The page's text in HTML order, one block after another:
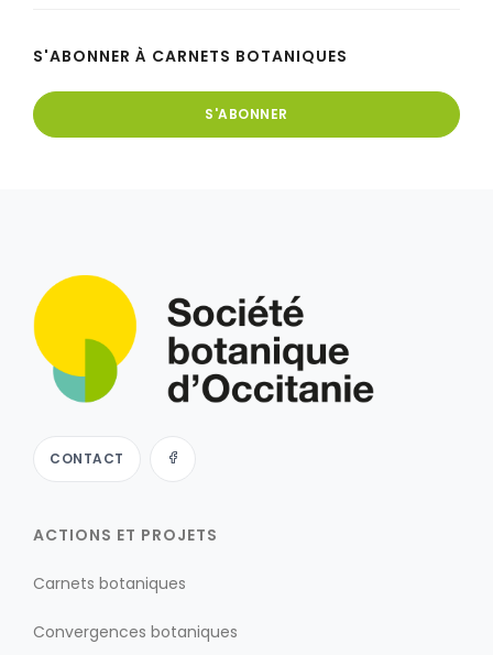
S'ABONNER À CARNETS BOTANIQUES
S'ABONNER
CONTACT
ACTIONS ET PROJETS
Carnets botaniques
Convergences botaniques